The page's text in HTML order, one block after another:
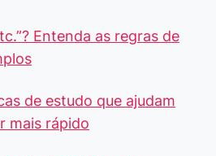
Entenda as regras de
de estudo que ajudam
mais rápido